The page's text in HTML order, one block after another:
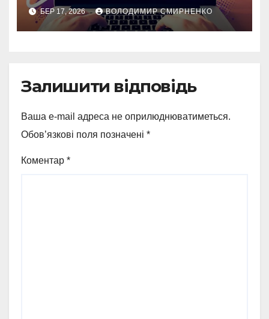
БЕР 17, 2026 ВОЛОДИМИР СМИРНЕНКО
Залишити відповідь
Ваша e-mail адреса не оприлюднюватиметься.
Обов’язкові поля позначені *
Коментар *